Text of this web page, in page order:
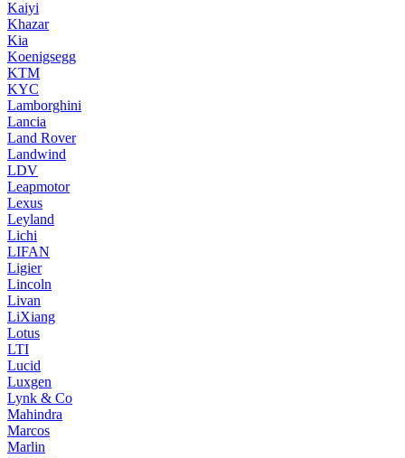
Kaiyi
Khazar
Kia
Koenigsegg
KTM
KYC
Lamborghini
Lancia
Land Rover
Landwind
LDV
Leapmotor
Lexus
Leyland
Lichi
LIFAN
Ligier
Lincoln
Livan
LiXiang
Lotus
LTI
Lucid
Luxgen
Lynk & Co
Mahindra
Marcos
Marlin